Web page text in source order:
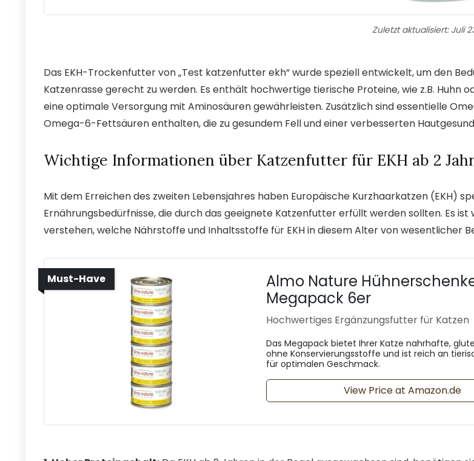
Zuletzt aktualisiert: Juli
Das EKH-Trockenfutter von „Test katzenfutter ekh“ wurde speziell entwickelt, um den
Katzenrasse gerecht zu werden. Es enthält hochwertige tierische Proteine, wie z.B. Huhn
eine optimale Versorgung mit Aminosäuren gewährleisten. Zusätzlich sind essentielle
Omega-6-Fettsäuren enthalten, die zu gesundem Fell und einer verbesserten
Wichtige Informationen über Katzenfutter für EKH ab 2
Mit dem Erreichen des zweiten Lebensjahres haben Europäische Kurzhaarkatzen (EKH)
Ernährungsbedürfnisse, die durch das geeignete Katzenfutter erfüllt werden sollten. Es ist
verstehen, welche Nährstoffe und Inhaltsstoffe für EKH in diesem Alter von wesentlicher
Must-Have
Almo Nature
Megapack 6er
Hochwertiges Ergänzungsfutter für Katzen
Das Megapack bietet Ihrer Katze nahrhafte,
ohne Konservierungsstoffe und ist reich an
für optimalen Geschmack.
View Price at Amazon.de